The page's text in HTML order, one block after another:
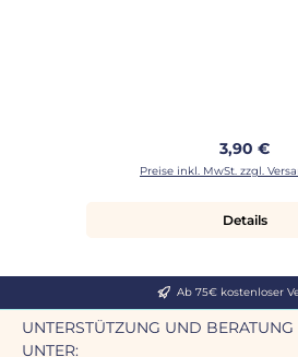
Regulärer
3,90 €
Preise inkl. MwSt. zzgl.
Details
Ab 75€ kostenloser
UNTERSTÜTZUNG UND BERATUNG
UNTER: